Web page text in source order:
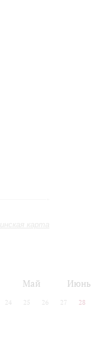
карта
Май Июнь
24 25 26 27 28